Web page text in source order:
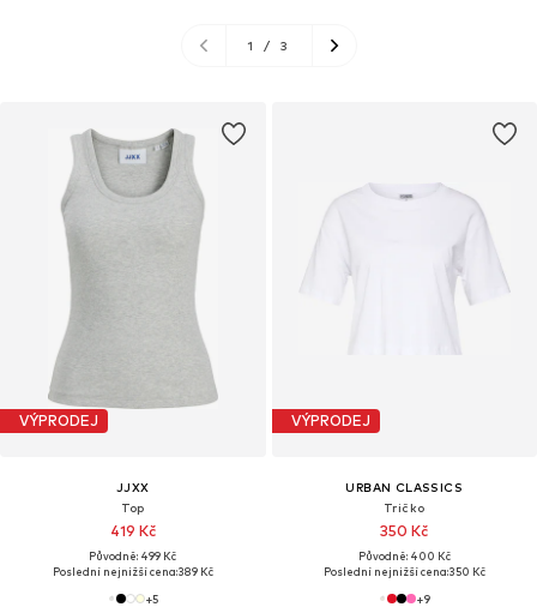
VÝPRODEJ
JJXX
Top
419 Kč
Původně: 499 Kč
Poslední nejnižší cena:389 Kč
+5
VÝPRODEJ
URBAN CLASSICS
Tričko
350 Kč
Původně: 400 Kč
Poslední nejnižší cena:350 Kč
+9
1 / 3